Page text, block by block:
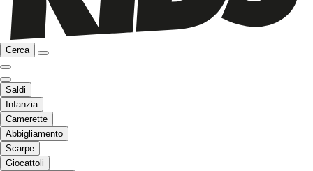
Cerca
Saldi
Infanzia
Camerette
Abbigliamento
Scarpe
Giocattoli